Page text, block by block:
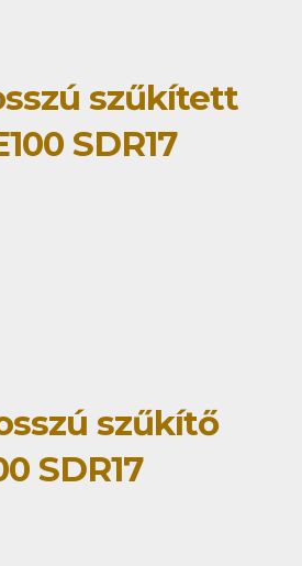
szűkített
SDR17
szűkítő
SDR17